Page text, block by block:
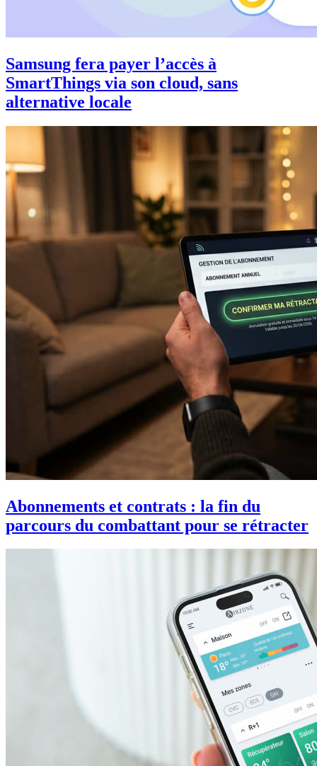
Samsung fera payer l’accès à
SmartThings via son cloud, sans
alternative locale
Abonnements et contrats : la fin du
parcours du combattant pour se rétracter